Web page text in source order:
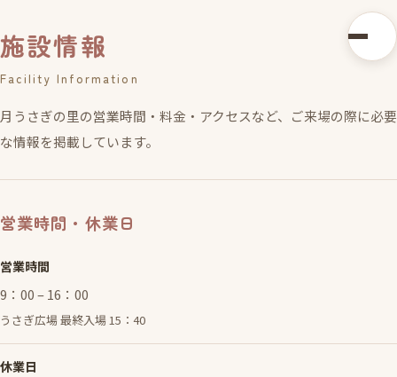
施設情報
Facility Information
月うさぎの里の営業時間・料金・アクセスなど、ご来場の際に必要
な情報を掲載しています。
営業時間・休業日
営業時間
9：00 – 16：00
うさぎ広場 最終入場 15：40
休業日